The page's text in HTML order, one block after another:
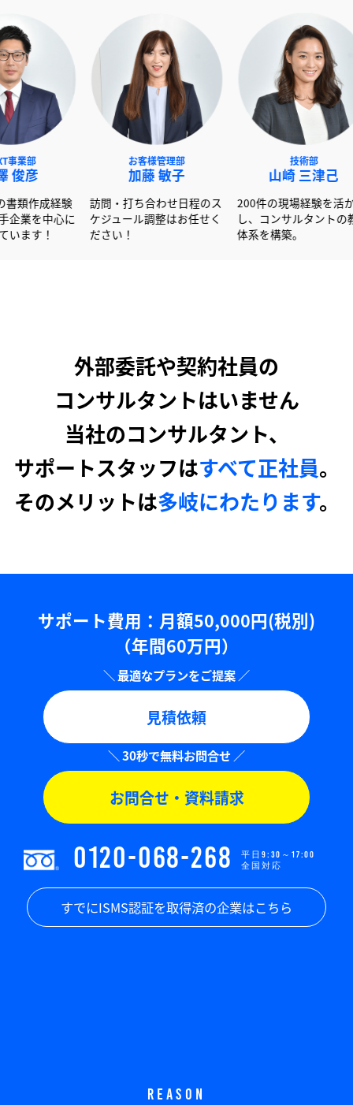
山
200件の現
し、コン
体系を構築
訪問・打ち合わせ日程のス
ケジュール調整はお任せく
600社以上の書類作成経験
を活かし大手企業を中心に
サポートしています！
外部委託や契約社員の
コンサルタントはいません
当社のコンサルタント、
サポートスタッフはすべて正社員。
そのメリットは多岐にわたります。
サポート費用：⽉額50,000円(税別)
（年間60万円）
見積依頼
お問合せ・資料請求
0120-068-268
平日9:30～17:00
全国対応
すでにISMS認証を取得済の企業はこちら
REASON